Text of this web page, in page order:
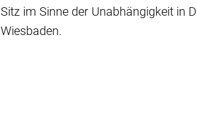
Sitz im Sinne der Unabhängigkeit in
Wiesbaden.